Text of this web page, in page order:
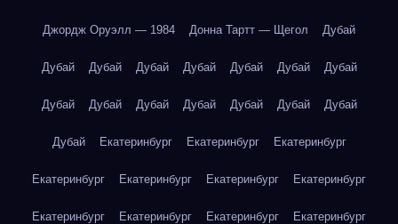
Джордж Оруэлл — 1984 Донна Тартт — Щегол Дубай
Дубай Дубай Дубай Дубай Дубай Дубай Дубай
Дубай Дубай Дубай Дубай Дубай Дубай Дубай
Дубай Екатеринбург Екатеринбург Екатеринбург
Екатеринбург Екатеринбург Екатеринбург Екатеринбург
Екатеринбург Екатеринбург Екатеринбург Екатеринбург